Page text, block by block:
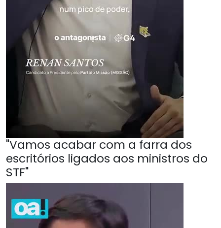
"Vamos acabar com a farra dos
escritórios ligados aos ministros do
STF"